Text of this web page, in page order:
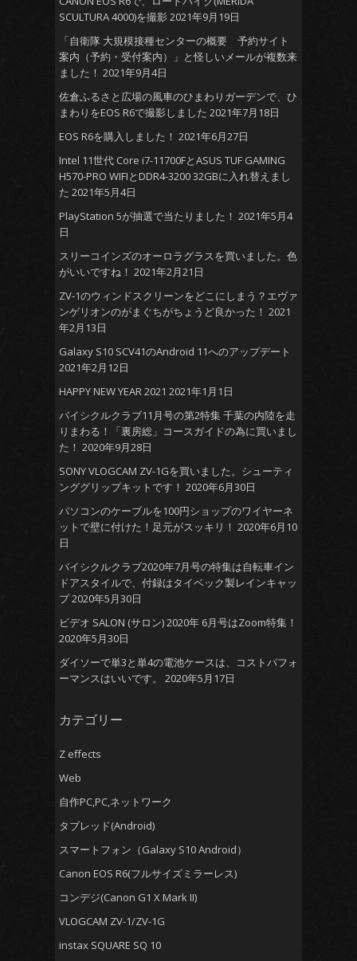
SCULTURA 4000)を撮影 2021年9月19日
「自衛隊 大規模接種センターの概要 予約サイト
案内（予約・受付案内）」と怪しいメールが複数来
ました！ 2021年9月4日
佐倉ふるさと広場の風車のひまわりガーデンで、ひ
まわりをEOS R6で撮影しました 2021年7月18日
EOS R6を購入しました！ 2021年6月27日
Intel 11世代 Core i7-11700FとASUS TUF GAMING
H570-PRO WIFIとDDR4-3200 32GBに入れ替えまし
た 2021年5月4日
PlayStation 5が抽選で当たりました！ 2021年5月4
日
スリーコインズのオーロラグラスを買いました。色
がいいですね！ 2021年2月21日
ZV-1のウィンドスクリーンをどこにしまう？エヴァ
ンゲリオンのがまぐちがちょうど良かった！ 2021
年2月13日
Galaxy S10 SCV41のAndroid 11へのアップデート
2021年2月12日
HAPPY NEW YEAR 2021 2021年1月1日
バイシクルクラブ11月号の第2特集 千葉の内陸を走
りまわる！「裏房総」コースガイドの為に買いまし
た！ 2020年9月28日
SONY VLOGCAM ZV-1Gを買いました。シューティ
ンググリップキットです！ 2020年6月30日
パソコンのケーブルを100円ショップのワイヤーネ
ットで壁に付けた！足元がスッキリ！ 2020年6月10
日
バイシクルクラブ2020年7月号の特集は自転車イン
ドアスタイルで、付録はタイベック製レインキャッ
プ2020年5月30日
ビデオ SALON (サロン) 2020年 6月号はZoom特集！
2020年5月30日
ダイソーで単3と単4の電池ケースは、コストパフォ
ーマンスはいいです。
2020年5月17日
カテゴリー
Z effects
Web
自作PC,PC,ネットワーク
タブレッド(Android)
スマートフォン（Galaxy S10 Android）
Canon EOS R6(フルサイズミラーレス)
コンデジ(Canon G1 X Mark II)
VLOGCAM ZV-1/ZV-1G
instax SQUARE SQ 10